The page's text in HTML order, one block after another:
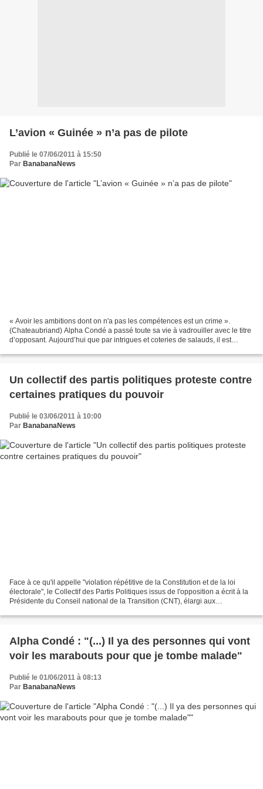
L’avion « Guinée » n’a pas de pilote
Publié le 07/06/2011 à 15:50
Par BanabanaNews
« Avoir les ambitions dont on n'a pas les compétences est un crime ».
(Chateaubriand) Alpha Condé a passé toute sa vie à vadrouiller avec le titre
d’opposant. Aujourd’hui que par intrigues et coteries de salauds, il est
Un collectif des partis politiques proteste contre
certaines pratiques du pouvoir
Publié le 03/06/2011 à 10:00
Par BanabanaNews
Face à ce qu'il appelle "violation répétitive de la Constitution et de la loi
électorale", le Collectif des Partis Politiques issus de l'opposition a écrit à la
Présidente du Conseil national de la Transition (CNT), élargi aux
Alpha Condé : "(...) Il ya des personnes qui vont
voir les marabouts pour que je tombe malade"
Publié le 01/06/2011 à 08:13
Par BanabanaNews